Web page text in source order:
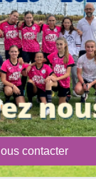
contacter